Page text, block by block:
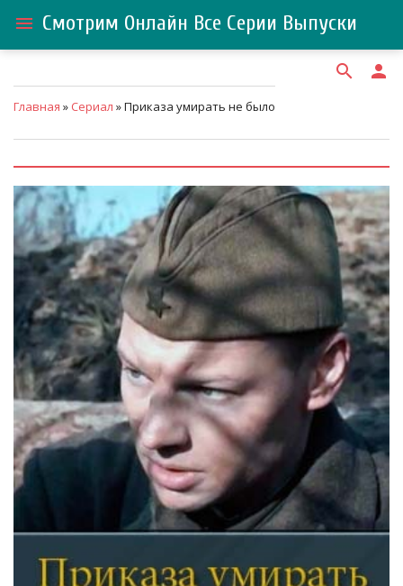
menu Смотрим Онлайн Все Серии Выпуски
search person
Главная » Сериал » Приказа умирать не было